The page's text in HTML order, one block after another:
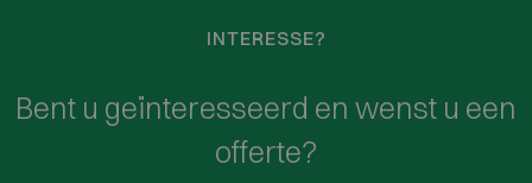
INTERESSE?
Bent u geïnteresseerd en wenst u een
offerte?